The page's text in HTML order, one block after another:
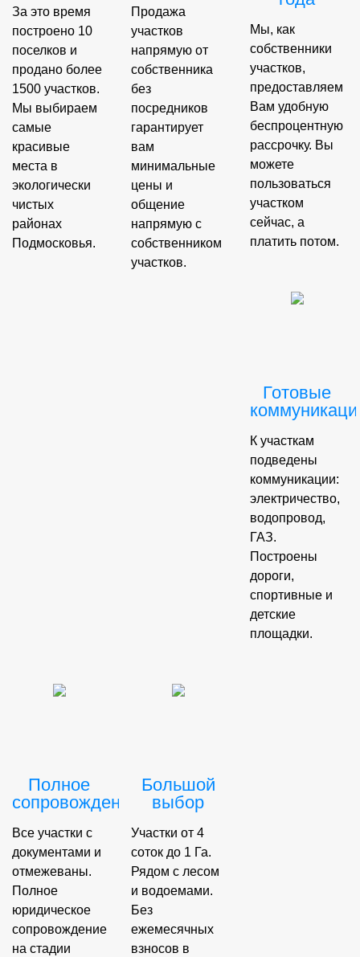
За это время
построено 10
поселков и
продано более
1500 участков.
Мы выбираем
самые
красивые
места в
экологически
чистых
районах
Подмосковья.
Продажа
участков
напрямую от
собственника
без
посредников
гарантирует
вам
минимальные
цены и
общение
напрямую с
собственником
участков.
Мы, как
собственники
участков,
предоставляем
Вам удобную
беспроцентную
рассрочку. Вы
можете
пользоваться
участком
сейчас, а
платить потом.
Готовые
К участкам
подведены
коммуникации:
электричество,
водопровод,
ГАЗ.
Построены
дороги,
спортивные и
детские
площадки.
Полное
сопровождение
Все участки с
документами и
отмежеваны.
Полное
юридическое
сопровождение
на стадии
Большой
выбор
Участки от 4
соток до 1 Га.
Рядом с лесом
и водоемами.
Без
ежемесячных
взносов в